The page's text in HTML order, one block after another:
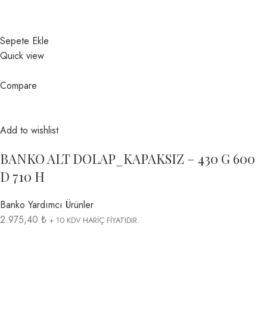
Sepete Ekle
Quick view
Compare
Add to wishlist
BANKO ALT DOLAP_KAPAKSIZ – 430 G 600
D 710 H
Banko Yardımcı Ürünler
2.975,40 ₺ + 10 KDV HARİÇ FİYATIDIR.